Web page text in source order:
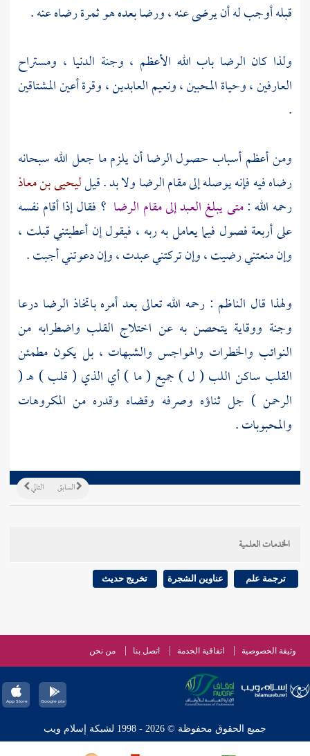
قبله أوجب له أن يرضى عنه ، ورضا بعده هو ثمرة رضاه عنه .
ولذا كان الرضا باب الله الأعظم ، وجنة الدنيا ، ومستراح
العارفين ، وحياة المحبين ، ونعيم العابدين ، وقرة أعين المشتاقين
.
ومن أعظم أسباب حصول الرضا أن يلزم ما جعل الله سبحانه
رضاه فيه فإنه يوصله إلى مقام الرضا ولا بد . قيلليحيى بن معاذ
رحمه الله :متى يبلغ العبد إلى مقام الرضا ؟ فقال إذا أقام نفسه
على أربعة فصول فيما يعامل به ربه ، فيقول إن أعطيتني قبلت ،
وإن منعتني رضيت ، وإن تركتني عبدت ، وإن دعوتني أجبت .
ولهذا قال الناظم : رحمه الله تعالى بعد أمره باتخاذ الرضا درعا
وجنة ووقاية يتحصن به عن اختلاج القلب واضطرابه من
النوائب والخطرات والهواجس والشبهات ، بل يكون مطمئن
القلب ساكن اللب ( ل ) جميع ( ما ) أي الذي ( قلب ) هـ (
الرحمن ) جل ثناؤه وصرفه وقضاه وقدره من المكروهات
والمحبوبات .
التالي السابق
الخدمات العلمية
ترجمة علم عناوين الشجرة تخريج حديث
وثيقة الخصوصية اتفاقية الخدمة اتصل بنا من نحن
جميع الحقوق محفوظة © 2026 - 1998 لشبكة إسلام ويب